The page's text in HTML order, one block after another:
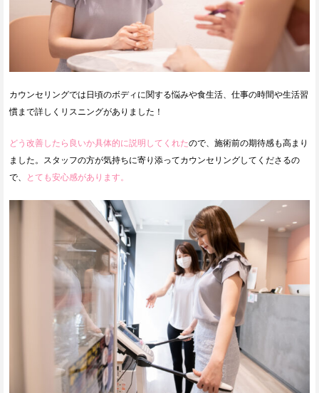
カウンセリングでは日頃のボディに関する悩みや食生活、仕事の時間や生活習
慣まで詳しくリスニングがありました！
どう改善したら良いか具体的に説明してくれたので、施術前の期待感も高まり
ました。スタッフの方が気持ちに寄り添ってカウンセリングしてくださるの
で、
とても安心感があります。